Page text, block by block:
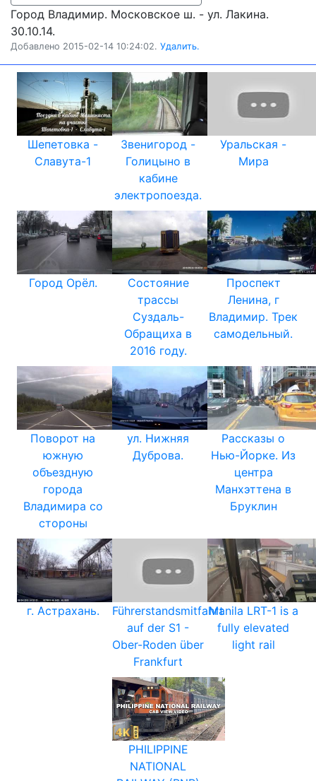
Город Владимир. Московское ш. - ул. Лакина.
30.10.14.
Добавлено 2015-02-14 10:24:02. Удалить.
Шепетовка -
Славута-1
Звенигород -
Голицыно в
кабине
электропоезда.
Уральская -
Мира
Город Орёл.
Состояние
трассы
Суздаль-
Обращиха в
2016 году.
Проспект
Ленина, г
Владимир. Трек
самодельный.
Поворот на
южную
объездную
города
Владимира со
стороны
ул. Нижняя
Дуброва.
Рассказы о
Нью-Йорке. Из
центра
Манхэттена в
Бруклин
г. Астрахань.
Führerstandsmitfahrt
auf der S1 -
Ober-Roden über
Frankfurt
Manila LRT-1 is a
fully elevated
light rail
PHILIPPINE
NATIONAL